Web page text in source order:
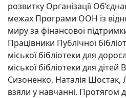
розвитку Організації
межах Програми ООН із
миру за фінансової
Працівники Публічної
міської бібліотеки для
міської бібліотеки для
Сизоненко, Наталія
взяли у навчанні. Протягом